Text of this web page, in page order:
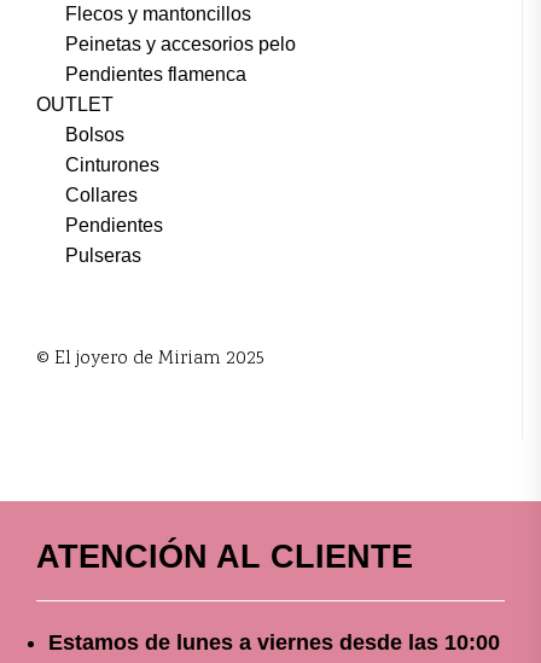
Flecos y mantoncillos
Peinetas y accesorios pelo
Pendientes flamenca
OUTLET
Bolsos
Cinturones
Collares
Pendientes
Pulseras
© El joyero de Miriam 2025
ATENCIÓN AL CLIENTE
Estamos de lunes a viernes desde las 10:00